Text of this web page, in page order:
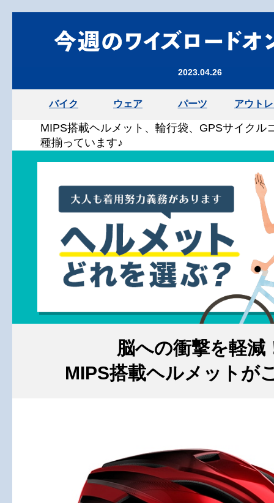
2023.04.26
バイク ウェア パーツ アウト
MIPS搭載ヘルメット、輪行袋、GPSサイクル
種揃っています♪
脳への衝撃を軽減
MIPS搭載ヘルメットが